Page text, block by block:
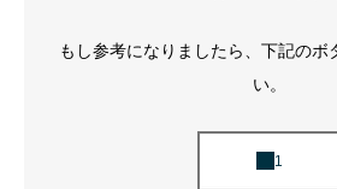
もし参考になりましたら、下記のボ
い。